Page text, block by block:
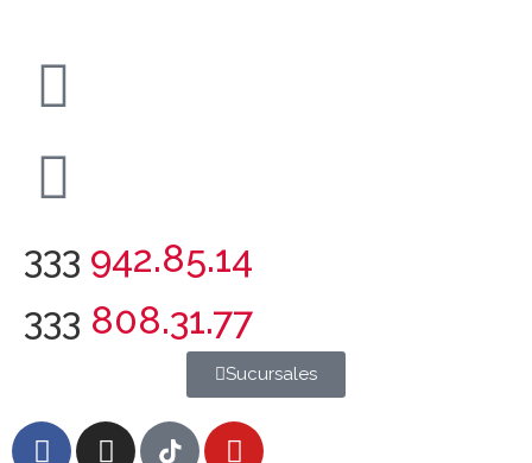
333 942.85.14
333 808.31.77
Sucursales